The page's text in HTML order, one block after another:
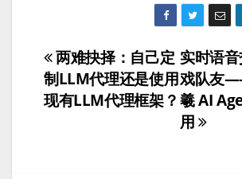
文
章
实时语
戏队友
羲 AI
用
两难抉择：自己定
制LLM代理还是使用
现有LLM代理框架？